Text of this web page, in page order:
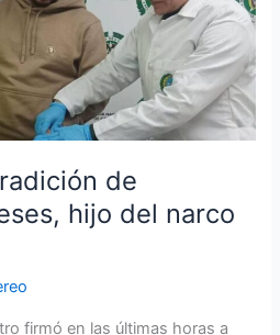
de
hijo del narco
firmó en las últimas horas a